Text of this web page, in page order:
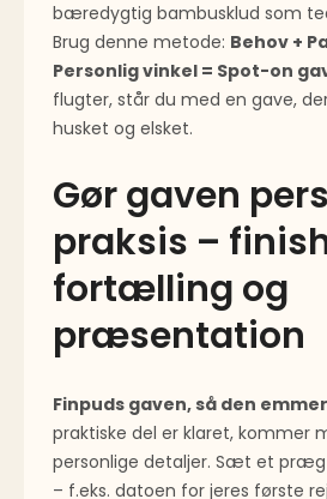
bæredygtig bambus­klud som
Brug denne metode: Behov +
Personlig vinkel = Spot-on
flugter, står du med en gave,
husket og elsket.
Gør gaven
praksis –
fortælling og
præsentation
Finpuds gaven, så den
praktiske del er klaret, kommer
personlige detaljer. Sæt et
– f.eks. datoen for jeres første